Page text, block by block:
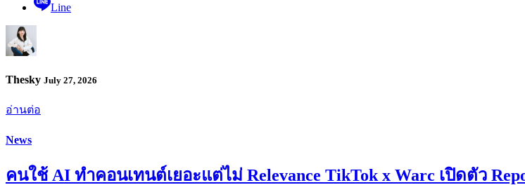
Line
Thesky July 27, 2026
อ่านต่อ
News
คนใช้ AI ทำคอนเทนต์เยอะแต่ไม่ Relevance TikTok x Warc เปิดตัว